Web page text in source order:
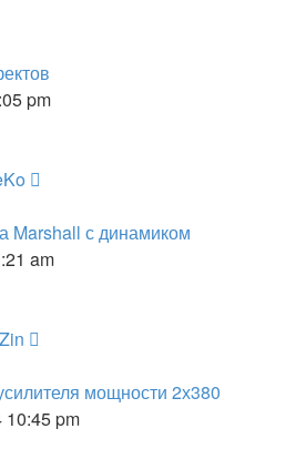
pm
Marshall с динамиком
am
мощности 2х380
pm